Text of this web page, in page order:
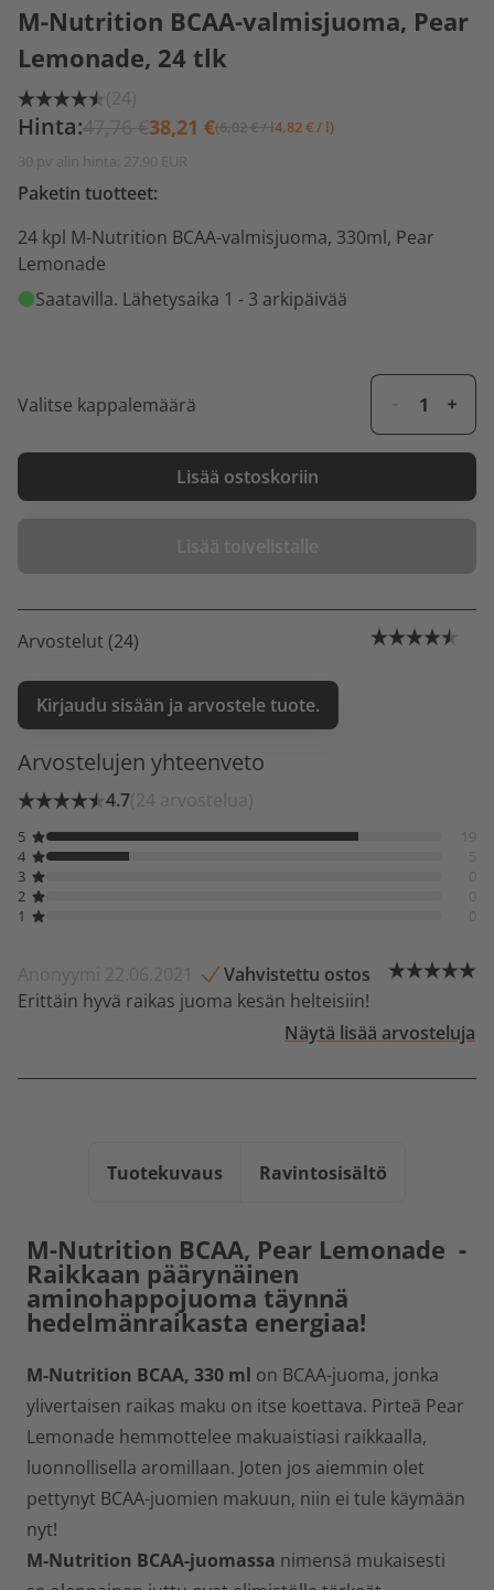
M-Nutrition BCAA-valmisjuoma, Pear
Lemonade, 24 tlk
(24)
Hinta:47,76 €38,21 €(6,02 € / l4,82 € / l)
30 pv alin hinta: 27,90 EUR
Paketin tuotteet:
24 kpl M-Nutrition BCAA-valmisjuoma, 330ml, Pear
Lemonade
Saatavilla. Lähetysaika 1 - 3 arkipäivää
Valitse kappalemäärä
Lisää ostoskoriin
Lisää toivelistalle
Arvostelut (24)
Kirjaudu sisään ja arvostele tuote.
Arvostelujen yhteenveto
4.7(24 arvostelua)
5
4
5
3
2
1
Anonyymi 22.06.2021
Vahvistettu ostos
Erittäin hyvä raikas juoma kesän helteisiin!
Näytä lisää arvosteluja
Tuotekuvaus Ravintosisältö
M-Nutrition BCAA, Pear Lemonade -
Raikkaan päärynäinen
aminohappojuoma täynnä
hedelmänraikasta energiaa!
M-Nutrition BCAA, 330 ml on BCAA-juoma, jonka
ylivertaisen raikas maku on itse koettava. Pirteä Pear
Lemonade hemmottelee makuaistiasi raikkaalla,
luonnollisella aromillaan. Joten jos aiemmin olet
pettynyt BCAA-juomien makuun, niin ei tule käymään
nyt!
M-Nutrition BCAA-juomassa nimensä mukaisesti